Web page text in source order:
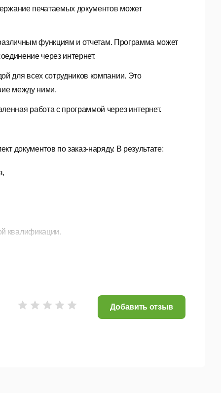
печатаемых документов может
функциям и отчетам. Программа может
через интернет.
для всех сотрудников компании. Это
между ними.
работа с программой через интернет.
документов по заказ-наряду. В результате:
квалификации.
операции с деньгами.
Добавить отзыв